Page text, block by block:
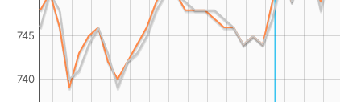
740
745